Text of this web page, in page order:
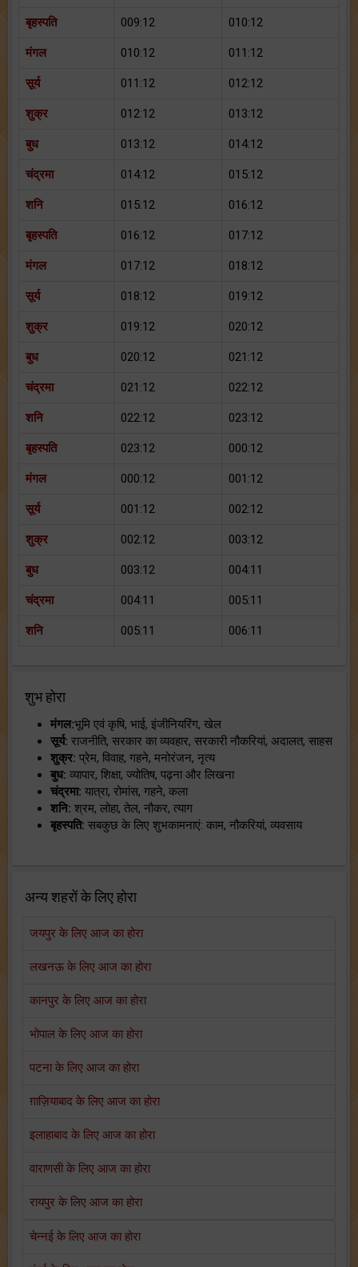
बृहस्पति 009:12 010:12
मंगल 010:12 011:12
सूर्य 011:12 012:12
शुक्र 012:12 013:12
बुध 013:12 014:12
चंद्रमा 014:12 015:12
शनि 015:12 016:12
बृहस्पति 016:12 017:12
मंगल 017:12 018:12
सूर्य 018:12 019:12
शुक्र 019:12 020:12
बुध 020:12 021:12
चंद्रमा 021:12 022:12
शनि 022:12 023:12
बृहस्पति 023:12 000:12
मंगल 000:12 001:12
सूर्य 001:12 002:12
शुक्र 002:12 003:12
बुध 003:12 004:11
चंद्रमा 004:11 005:11
शनि 005:11 006:11
शुभ होरा
मंगल:भूमि एवं कृषि, भाई, इंजीनियरिंग, खेल
सूर्य: राजनीति, सरकार का व्यवहार, सरकारी नौकरियां, अदालत, साहस
शुक्र: प्रेम, विवाह, गहने, मनोरंजन, नृत्य
बुध: व्यापार, शिक्षा, ज्योतिष, पढ़ना और लिखना
चंद्रमा: यात्रा, रोमांस, गहने, कला
शनि: श्रम, लोहा, तेल, नौकर, त्याग
बृहस्पति: सबकुछ के लिए शुभकामनाएं: काम, नौकरियां, व्यवसाय
अन्य शहरों के लिए होरा
जयपुर के लिए आज का होरा
लखनऊ के लिए आज का होरा
कानपुर के लिए आज का होरा
भोपाल के लिए आज का होरा
पटना के लिए आज का होरा
ग़ाज़ियाबाद के लिए आज का होरा
इलाहाबाद के लिए आज का होरा
वाराणसी के लिए आज का होरा
रायपुर के लिए आज का होरा
चेन्नई के लिए आज का होरा